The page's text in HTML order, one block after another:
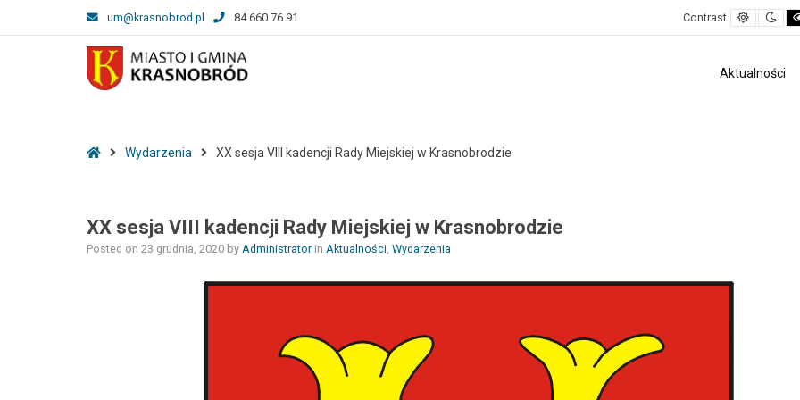
um@krasnobrod.pl 84 660 76 91 Contrast
Default
contrast
Aktualności
HomeWydarzenia XX sesja VIII kadencji Rady Miejskiej w Krasnobrodzie
XX sesja VIII kadencji Rady Miejskiej w Krasnobrodzie
Posted on 23 grudnia, 2020 by Administrator in Aktualności, Wydarzenia